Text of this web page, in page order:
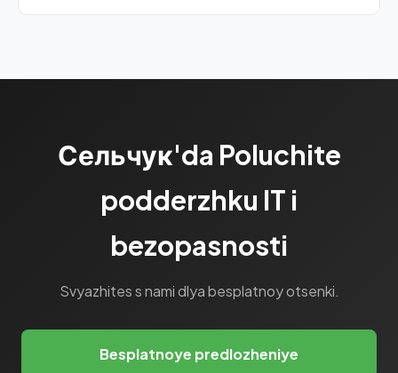
Сельчук'da Poluchite
podderzhku IT i
bezopasnosti
Svyazhites s nami dlya besplatnoy otsenki.
Besplatnoye predlozheniye